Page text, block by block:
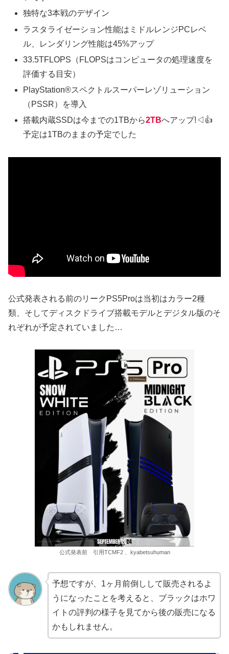
独特な3本戦のデザイン
ラスタライゼーション性能はミドルレンジPCレベ
ル、レンダリング性能は45%アップ
33.5TFLOPS（FLOPSはコンピュータの処理速度を
評価する目安）
PlayStation®スペクトルスーパーレゾリューション
（PSSR）を導入
搭載内蔵SSDは今までの1TBから2TBへアップ!◁👍️
予定は1TBのままの予定でした
公式発表される前のリークPS5Proは当初はカラー2種
類、そしてディスクドライブ搭載モデルとデジタル版のそ
れぞれが予定されていました…
公式発表前 引用TCMF2 、kyabetsuhuman
予想ですが、1ヶ月前倒しして販売されるよ
うになったことを考えると、ブラックはホワ
イトの評判の様子を見てから後の販売になる
かもしれません。